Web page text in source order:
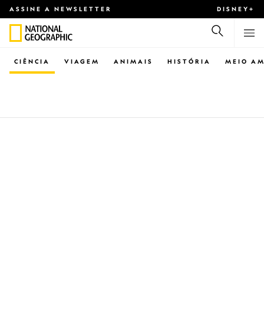
ASSINE A NEWSLETTER DISNEY+
CIÊNCIA VIAGEM ANIMAIS HISTÓRIA MEIO